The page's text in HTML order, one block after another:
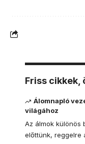
Friss cikkek,
Álomnapló
világához
Az álmok különös
előttünk, reggelre